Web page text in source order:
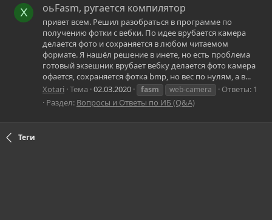
X оьFasm, ругается компилятор
привет всем. Решил разобраться в программе по
получению фотки с вебки. По идее врубается камера
делается фото и сохраняется в любом читаемом
формате. Я нашёл решение в инете, но есть проблема
готовый экзешник врубает вебку делается фото камера
офается, сохраняется фотка bmp, но вес по нулям, а в...
Xotari Тема 02.03.2020 fasm web-camera
Ответы: 1
Раздел: Вопросы и Ответы по ИБ (Q&A)
Теги